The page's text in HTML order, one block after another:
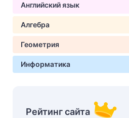
Английский язык
Алгебра
Геометрия
Информатика
Рейтинг сайта